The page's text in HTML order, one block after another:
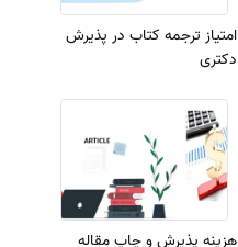
امتیاز ترجمه کتاب در پذیرش
دکتری
هزینه پذیرش و چاپ مقاله